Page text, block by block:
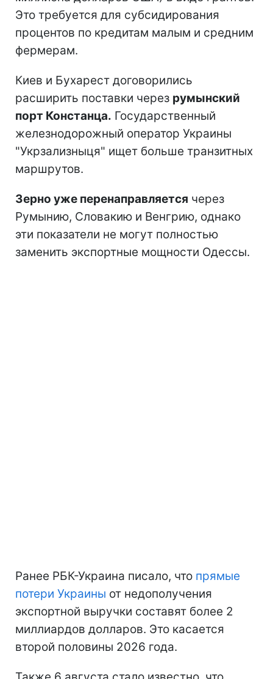
Это требуется для субсидирования
процентов по кредитам малым и средним
фермерам.
Киев и Бухарест договорились
расширить поставки через румынский
порт Констанца. Государственный
железнодорожный оператор Украины
"Укрзализныця" ищет больше транзитных
маршрутов.
Зерно уже перенаправляется через
Румынию, Словакию и Венгрию, однако
эти показатели не могут полностью
заменить экспортные мощности Одессы.
Ранее РБК-Украина писало, что прямые
потери Украины от недополучения
экспортной выручки составят более 2
миллиардов долларов. Это касается
второй половины 2026 года.